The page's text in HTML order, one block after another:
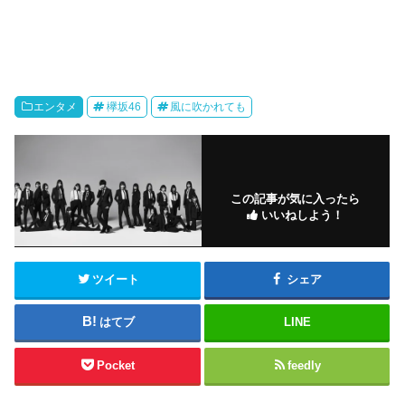
エンタメ 欅坂46 風に吹かれても
この記事が気に入ったら
いいねしよう！
ツイート シェア
はてブ LINE
Pocket feedly